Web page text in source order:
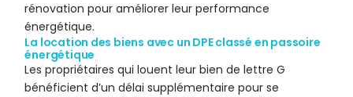
rénovation pour améliorer leur performance
énergétique.
La location des biens avec un DPE classé en passoire
énergétique
Les propriétaires qui louent leur bien de lettre G
bénéficient d’un délai supplémentaire pour se